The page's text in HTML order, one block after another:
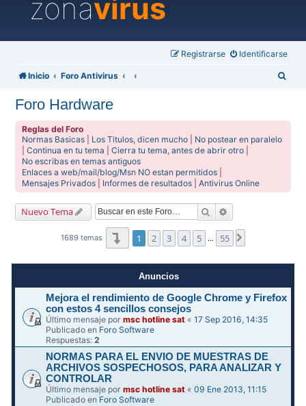
zonavirus
Identificarse
Registrarse
Inicio Foro Antivirus
Foro Hardware
Reglas del Foro
Normas Basicas
Los Titulos, dicen mucho
No postear en paralelo
|Continua en tu tema |Cierra tu tema, antes de abrir otro
No escribas en temas antiguos
Enlaces a web/mail/blog/Msn NO estan permitidos
Mensajes Privados
Informes de resultados |Antivirus Online
Nuevo Tema Buscar
1689 temas Página1de55
1 2 3 4 5 … 55
Anuncios
Mejora el rendimiento de Google Chrome y Firefox
con estos 4 sencillos consejos
Último mensaje pormsc hotline sat «17 Sep 2016, 14:35
Publicado en Foro Software
Respuestas:2
NORMAS PARA EL ENVIO DE MUESTRAS DE
ARCHIVOS SOSPECHOSOS, PARA ANALIZAR Y
CONTROLAR
Último mensaje pormsc hotline sat «09 Ene 2013, 11:15
Publicado en Foro Software